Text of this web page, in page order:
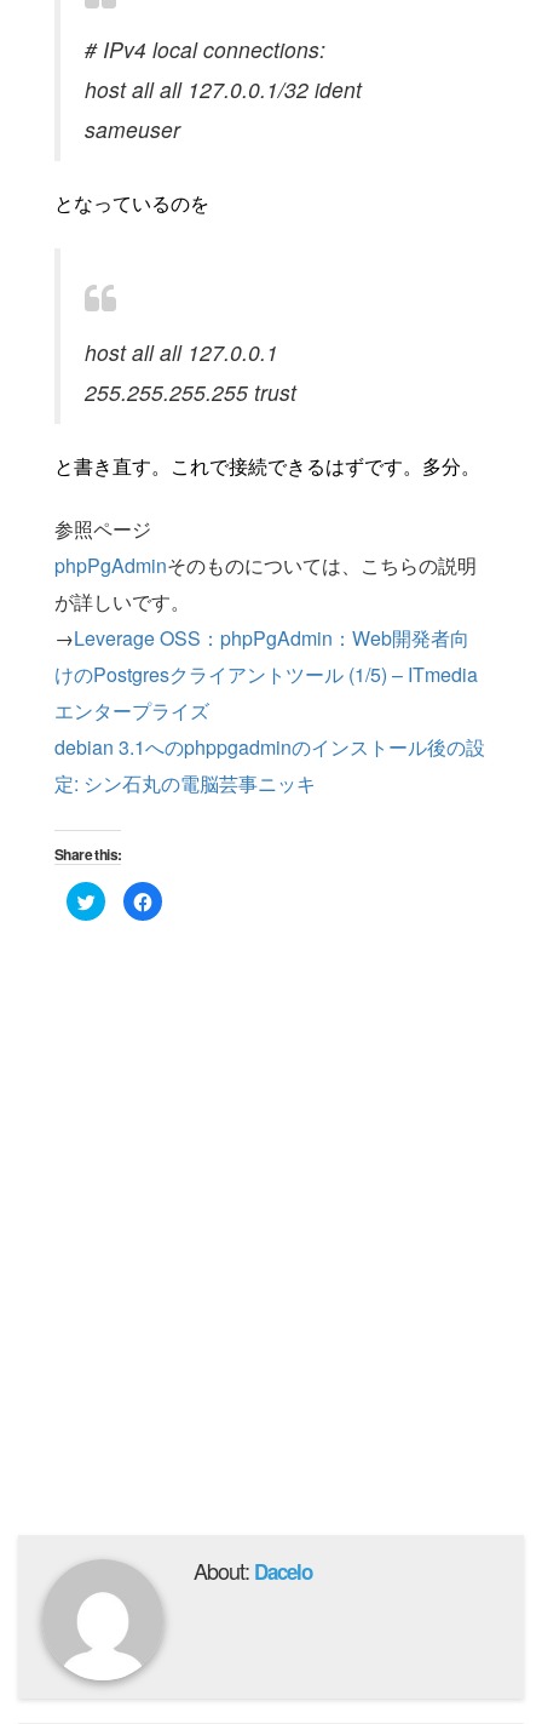
# IPv4 local connections:
host all all 127.0.0.1/32 ident
sameuser
となっているのを
host all all 127.0.0.1
255.255.255.255 trust
と書き直す。これで接続できるはずです。多分。
参照ページ
phpPgAdminそのものについては、こちらの説明
が詳しいです。
→Leverage OSS：phpPgAdmin：Web開発者向
けのPostgresクライアントツール (1/5) – ITmedia
エンタープライズ
debian 3.1へのphppgadminのインストール後の設
定: シン石丸の電脳芸事ニッキ
Share this:
Click
to
share
Click
to
About: Dacelo